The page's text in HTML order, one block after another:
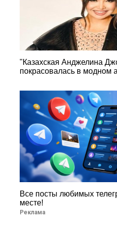
"Казахская Анджелина
покрасовалась в модном
Все посты любимых
месте!
Реклама